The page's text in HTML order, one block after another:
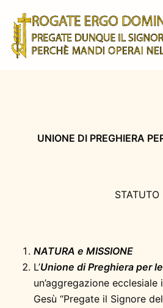
contenuto
UNIONE DI PREGHIERA
STATUTO
NATURA e MISSIONE
L’Unione di Preghiera per
un’aggregazione
Gesù “Pregate il Signore